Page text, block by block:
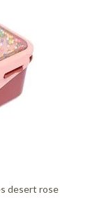
desert rose